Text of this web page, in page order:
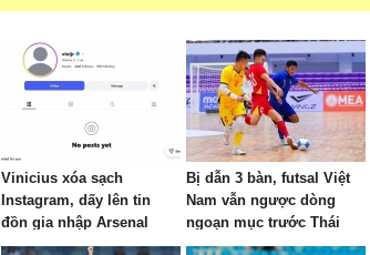
Vinicius xóa sạch
Instagram, dấy lên tin
đồn gia nhập Arsenal
Bị dẫn 3 bàn, futsal Việt
Nam vẫn ngược dòng
ngoạn mục trước Thái
Lan